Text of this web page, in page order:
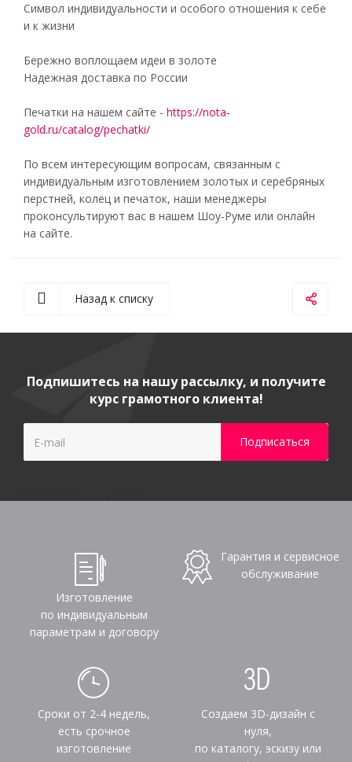
Символ индивидуальности и особого отношения к себе
и к жизни
Бережно воплощаем идеи в золоте
Надежная доставка по России
Печатки на нашем сайте - https://nota-
gold.ru/catalog/pechatki/
По всем интересующим вопросам, связанным с
индивидуальным изготовлением золотых и серебряных
перстней, колец и печаток, наши менеджеры
проконсультируют вас в нашем Шоу-Руме или онлайн
на сайте.
Назад к списку
Подпишитесь на нашу рассылку, и получите
курс грамотного клиента!
Изготовление
по индивидуальным
параметрам и договору
Гарантия и сервисное
обслуживание
Сроки от 2-4 недель,
есть срочное
изготовление
Создаем 3D-дизайн с
нуля,
по каталогу, эскизу или